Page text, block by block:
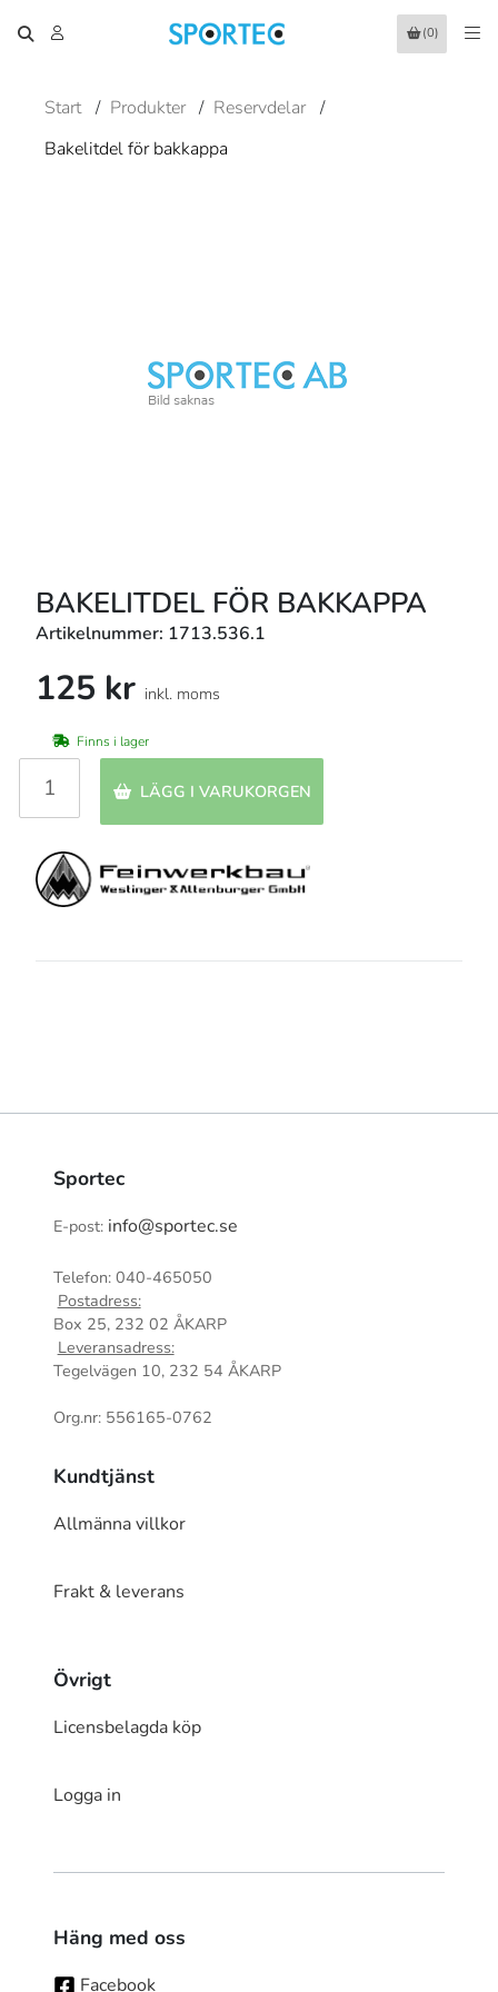
(0)
Start / Produkter / Reservdelar /
Bakelitdel för bakkappa
BAKELITDEL FÖR BAKKAPPA
Artikelnummer: 1713.536.1
125 kr inkl. moms
Finns i lager
LÄGG I VARUKORGEN
Sportec
E-post: info@sportec.se
Telefon: 040-465050
Postadress:
Box 25, 232 02 ÅKARP
Leveransadress:
Tegelvägen 10, 232 54 ÅKARP
Org.nr: 556165-0762
Kundtjänst
Allmänna villkor
Frakt & leverans
Övrigt
Licensbelagda köp
Logga in
Häng med oss
Facebook